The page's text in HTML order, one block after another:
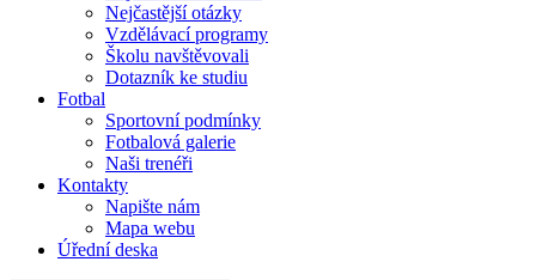
Nejčastější otázky
Vzdělávací programy
Školu navštěvovali
Dotazník ke studiu
Fotbal
Sportovní podmínky
Fotbalová galerie
Naši trenéři
Kontakty
Napište nám
Mapa webu
Úřední deska